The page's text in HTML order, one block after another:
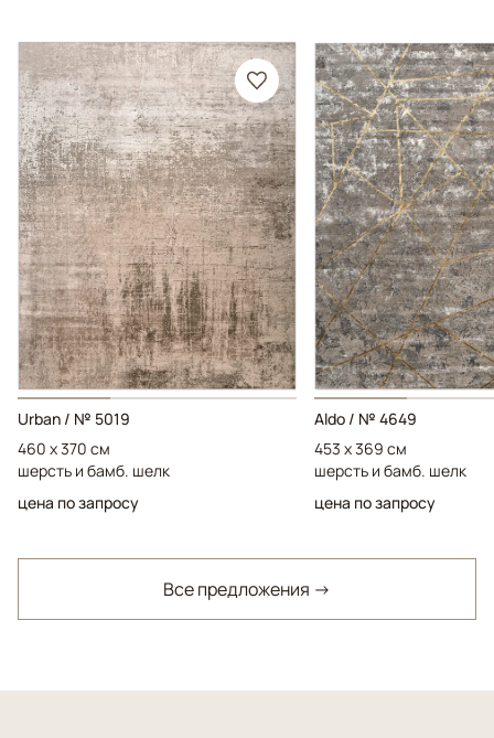
Urban / № 5019
460 x 370 см
шерсть и бамб. шелк
цена по запросу
Aldo / № 4649
453 x 369 см
шерсть и бамб. шелк
цена по запросу
Все предложения →